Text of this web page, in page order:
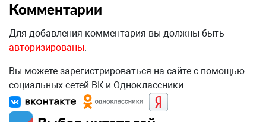
Комментарии
Для добавления комментария вы должны быть
авторизированы.
Вы можете зарегистрироваться на сайте с помощью
социальных сетей ВК и Одноклассники